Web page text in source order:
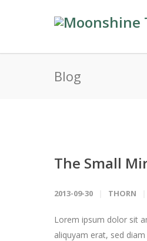
Blog
The Small
2013-09-30 THORN
Lorem ipsum dolor sit
aliquyam erat, sed